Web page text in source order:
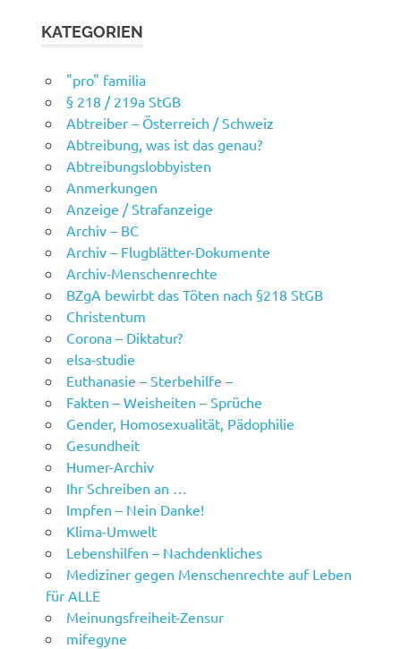
KATEGORIEN
"pro" familia
§ 218 / 219a StGB
Abtreiber – Österreich / Schweiz
Abtreibung, was ist das genau?
Abtreibungslobbyisten
Anmerkungen
Anzeige / Strafanzeige
Archiv – BC
Archiv – Flugblätter-Dokumente
Archiv-Menschenrechte
BZgA bewirbt das Töten nach §218 StGB
Christentum
Corona – Diktatur?
elsa-studie
Euthanasie – Sterbehilfe –
Fakten – Weisheiten – Sprüche
Gender, Homosexualität, Pädophilie
Gesundheit
Humer-Archiv
Ihr Schreiben an …
Impfen – Nein Danke!
Klima-Umwelt
Lebenshilfen – Nachdenkliches
Mediziner gegen Menschenrechte auf Leben
für ALLE
Meinungsfreiheit-Zensur
mifegyne